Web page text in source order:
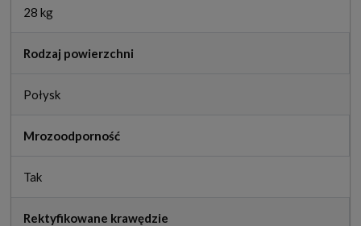
28 kg
Rodzaj powierzchni
Połysk
Mrozoodporność
Tak
Rektyfikowane krawędzie